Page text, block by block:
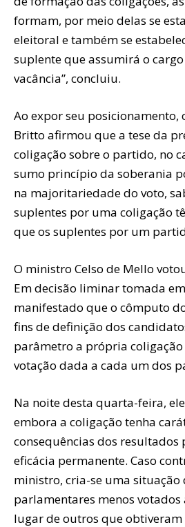
formam, por meio delas se
eleitoral e também se
suplente que assumirá o
vacância”, concluiu.
Ao expor seu posicionamento,
Britto afirmou que a tese da
coligação sobre o partido, no
sumo princípio da soberania
na majoritariedade do voto,
suplentes por uma coligação
que os suplentes por um
O ministro Celso de Mello
Em decisão liminar tomada
manifestado que o cômputo
fins de definição dos
parâmetro a própria
votação dada a cada um dos
Na noite desta quarta-feira,
embora a coligação tenha
consequências dos
eficácia permanente. Caso
ministro, cria-se uma situação
parlamentares menos votados
lugar de outros que